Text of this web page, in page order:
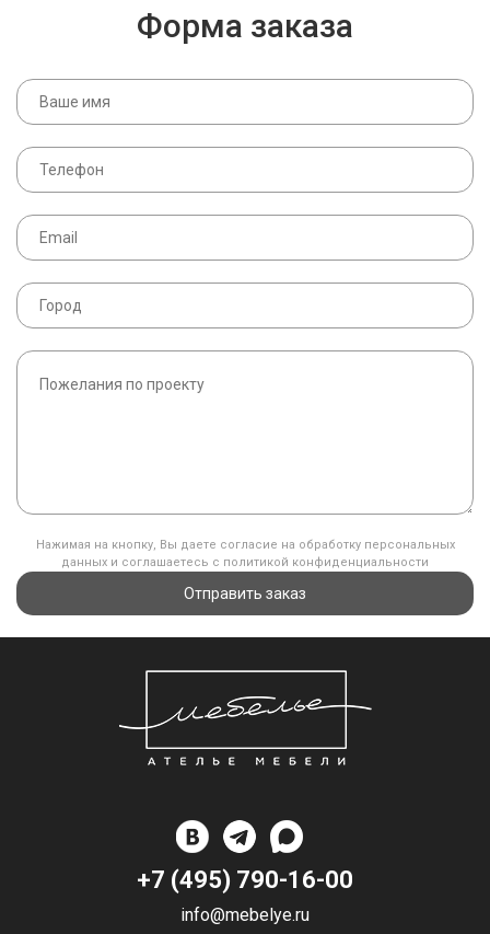
Форма заказа
Нажимая на кнопку, Вы даете согласие на обработку персональных
данных и соглашаетесь с политикой конфиденциальности
Отправить заказ
+7 (495) 790-16-00
info@mebelye.ru